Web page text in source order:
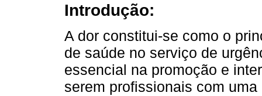
Introdução:
A dor constitui-se como o
de saúde no serviço de
essencial na promoção e
serem profissionais com